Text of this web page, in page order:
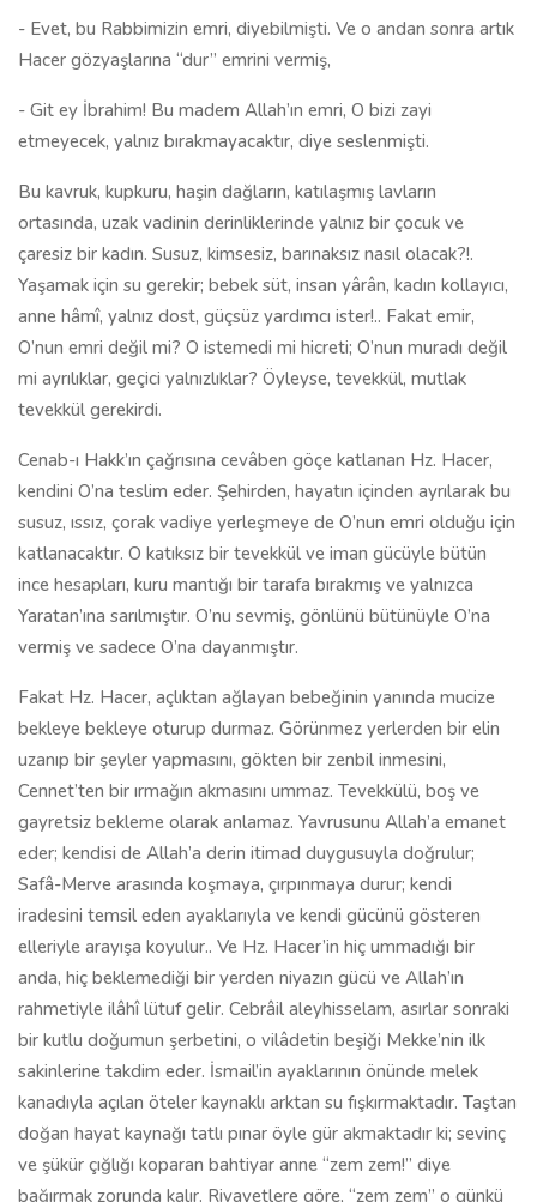
- Evet, bu Rabbimizin emri, diyebilmişti. Ve o andan sonra artık
Hacer gözyaşlarına “dur” emrini vermiş,
- Git ey İbrahim! Bu madem Allah’ın emri, O bizi zayi
etmeyecek, yalnız bırakmayacaktır, diye seslenmişti.
Bu kavruk, kupkuru, haşin dağların, katılaşmış lavların
ortasında, uzak vadinin derinliklerinde yalnız bir çocuk ve
çaresiz bir kadın. Susuz, kimsesiz, barınaksız nasıl olacak?!.
Yaşamak için su gerekir; bebek süt, insan yârân, kadın kollayıcı,
anne hâmî, yalnız dost, güçsüz yardımcı ister!.. Fakat emir,
O’nun emri değil mi? O istemedi mi hicreti; O’nun muradı değil
mi ayrılıklar, geçici yalnızlıklar? Öyleyse, tevekkül, mutlak
tevekkül gerekirdi.
Cenab-ı Hakk’ın çağrısına cevâben göçe katlanan Hz. Hacer,
kendini O’na teslim eder. Şehirden, hayatın içinden ayrılarak bu
susuz, ıssız, çorak vadiye yerleşmeye de O’nun emri olduğu için
katlanacaktır. O katıksız bir tevekkül ve iman gücüyle bütün
ince hesapları, kuru mantığı bir tarafa bırakmış ve yalnızca
Yaratan’ına sarılmıştır. O’nu sevmiş, gönlünü bütünüyle O’na
vermiş ve sadece O’na dayanmıştır.
Fakat Hz. Hacer, açlıktan ağlayan bebeğinin yanında mucize
bekleye bekleye oturup durmaz. Görünmez yerlerden bir elin
uzanıp bir şeyler yapmasını, gökten bir zenbil inmesini,
Cennet’ten bir ırmağın akmasını ummaz. Tevekkülü, boş ve
gayretsiz bekleme olarak anlamaz. Yavrusunu Allah’a emanet
eder; kendisi de Allah’a derin itimad duygusuyla doğrulur;
Safâ-Merve arasında koşmaya, çırpınmaya durur; kendi
iradesini temsil eden ayaklarıyla ve kendi gücünü gösteren
elleriyle arayışa koyulur.. Ve Hz. Hacer’in hiç ummadığı bir
anda, hiç beklemediği bir yerden niyazın gücü ve Allah’ın
rahmetiyle ilâhî lütuf gelir. Cebrâil aleyhisselam, asırlar sonraki
bir kutlu doğumun şerbetini, o vilâdetin beşiği Mekke’nin ilk
sakinlerine takdim eder. İsmail’in ayaklarının önünde melek
kanadıyla açılan öteler kaynaklı arktan su fışkırmaktadır. Taştan
doğan hayat kaynağı tatlı pınar öyle gür akmaktadır ki; sevinç
ve şükür çığlığı koparan bahtiyar anne “zem zem!” diye
bağırmak zorunda kalır. Rivayetlere göre, “zem zem” o günkü